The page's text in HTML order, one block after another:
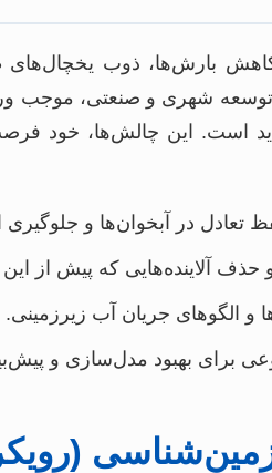
بارش‌ها، ذوب یخچال‌های
شهری و صنعتی، موجب
است. این چالش‌ها، خود
تعادل در آبخوان‌ها و
آلاینده‌هایی که پیش از این
و الگوهای جریان آب زیرزمینی.
برای بهبود مدل‌سازی و